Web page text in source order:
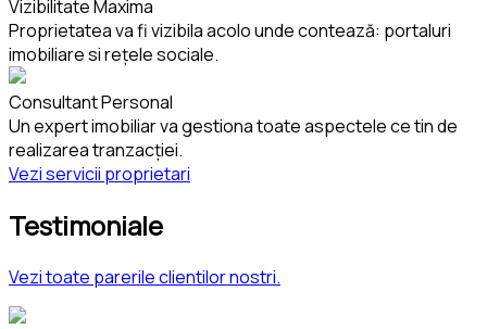
Vizibilitate Maxima
Proprietatea va fi vizibila acolo unde contează: portaluri
imobiliare si rețele sociale.
Consultant Personal
Un expert imobiliar va gestiona toate aspectele ce tin de
realizarea tranzacției.
Vezi servicii proprietari
Testimoniale
Vezi toate parerile clientilor nostri.